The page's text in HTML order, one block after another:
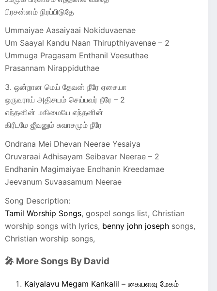
பிரசன்னம் நிரப்பிடுதே
Ummaiyae Aasaiyaai Nokiduvaenae
Um Saayal Kandu Naan Thirupthiyavenae – 2
Ummuga Pragasam Enthanil Veesuthae
Prasannam Nirappiduthae
3. ஒன்றான மெய் தேவன் நீரே ஏசையா
ஒருவராய் அதிசயம் செய்பவர் நீரே – 2
எந்தனின் மகிமையே எந்தனின்
கிரீடமே ஜீவனும் சுவாசமும் நீரே
Ondrana Mei Dhevan Neerae Yesaiya
Oruvaraai Adhisayam Seibavar Neerae – 2
Endhanin Magimaiyae Endhanin Kreedamae
Jeevanum Suvaasamum Neerae
Song Description:
Tamil Worship Songs, gospel songs list, Christian
worship songs with lyrics, benny john joseph songs,
Christian worship songs,
🎤 More Songs By David
Kaiyalavu Megam Kankalil – கையளவு மேகம்